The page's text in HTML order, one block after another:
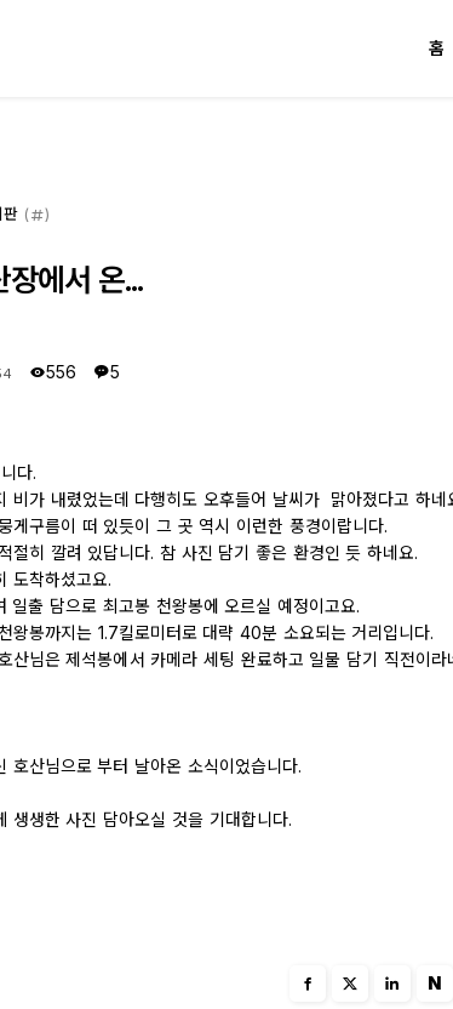
홈
판 ( )
에서 온...
556 5
다.
비가 내렸었는데 다행히도 오후들어 날씨가 맑아졌다고 하네
게구름이 떠 있듯이 그 곳 역시 이런한 풍경이랍니다.
절히 깔려 있답니다. 참 사진 담기 좋은 환경인 듯 하네요.
도착하셨고요.
일출 담으로 최고봉 천왕봉에 오르실 예정이고요.
왕봉까지는 1.7킬로미터로 대략 40분 소요되는 거리입니다.
산님은 제석봉에서 카메라 세팅 완료하고 일물 담기 직전이라
호산님으로 부터 날아온 소식이었습니다.
생생한 사진 담아오실 것을 기대합니다.
N